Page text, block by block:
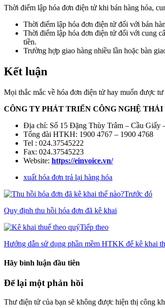
Thời điểm lập hóa đơn điện tử khi bán hàng hóa,
Thời điểm lập hóa đơn điện tử đối với bán
Thời điểm lập hóa đơn điện tử đối với cung
tiền.
Trường hợp giao hàng nhiều lần hoặc bàn
Kết luận
Mọi thắc mắc về hóa đơn điện tử hay muốn được
CÔNG TY PHÁT TRIỂN CÔNG NGHỆ THÁI
Địa chỉ: Số 15 Đặng Thùy Trâm – Cầu Giấy
Tổng đài HTKH: 1900 4767 – 1900 4768
Tel : 024.37545222
Fax: 024.37545223
Website: https://einvoice.vn/
xuất hóa đơn trả lại hàng hóa
Trước đó
Quy định thu hồi hóa đơn đã kê khai
Tiếp theo
Hướng dẫn sử dụng phần mềm HTKK để kê khai
Hãy bình luận đầu tiên
Để lại một phản hồi
Thư điện tử của bạn sẽ không được hiện thị công